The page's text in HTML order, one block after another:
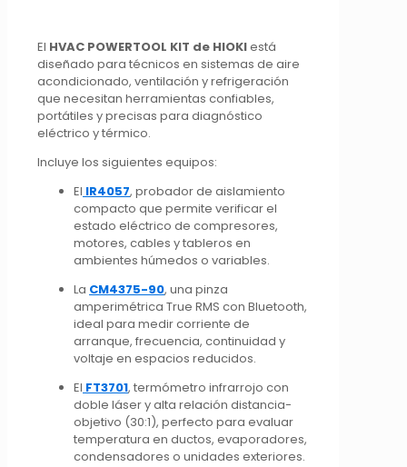
El HVAC POWERTOOL KIT de HIOKIestá
diseñado para técnicos en sistemas de aire
acondicionado, ventilación y refrigeración
que necesitan herramientas confiables,
portátiles y precisas para diagnóstico
eléctrico y térmico.
Incluye los siguientes equipos:
El IR4057, probador de aislamiento
compacto que permite verificar el
estado eléctrico de compresores,
motores, cables y tableros en
ambientes húmedos o variables.
La CM4375-90, una pinza
amperimétrica True RMS con Bluetooth,
ideal para medir corriente de
arranque, frecuencia, continuidad y
voltaje en espacios reducidos.
El FT3701, termómetro infrarrojo con
doble láser y alta relación distancia-
objetivo (30:1), perfecto para evaluar
temperatura en ductos, evaporadores,
condensadores o unidades exteriores.